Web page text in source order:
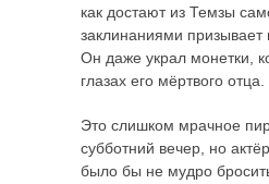
как достают из Темзы
заклинаниями призывает
Он даже украл монетки,
глазах его мёртвого отца.
Это слишком мрачное
субботний вечер, но
было бы не мудро